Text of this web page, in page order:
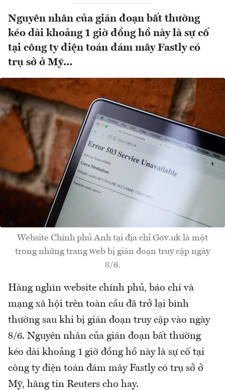
Nguyên nhân của gián đoạn bất thường
kéo dài khoảng 1 giờ đồng hồ này là sự cố
tại công ty điện toán đám mây Fastly có
trụ sở ở Mỹ...
Website Chính phủ Anh tại địa chỉ Gov.uk là một
trong những trang web bị gián đoạn truy cập ngày
8/6.
Hàng nghìn website chính phủ, báo chí và
mạng xã hội trên toàn cầu đã trở lại bình
thường sau khi bị gián đoạn truy cập vào ngày
8/6. Nguyên nhân của gián đoạn bất thường
kéo dài khoảng 1 giờ đồng hồ này là sự cố tại
công ty điện toán đám mây Fastly có trụ sở ở
Mỹ, hãng tin Reuters cho hay.